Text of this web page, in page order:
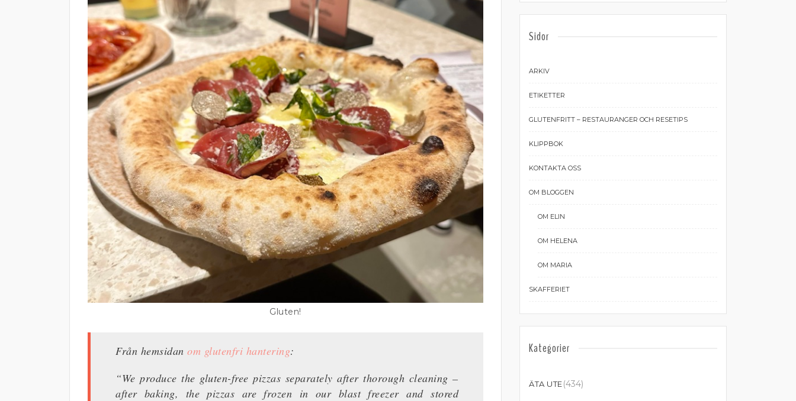
Gluten!
Från hemsidan om glutenfri hantering:
“We produce the gluten-free pizzas separately after thorough cleaning –
after baking, the pizzas are frozen in our blast freezer and stored
Sidor
ARKIV
ETIKETTER
GLUTENFRITT – RESTAURANGER OCH RESETIPS
KLIPPBOK
KONTAKTA OSS
OM BLOGGEN
OM ELIN
OM HELENA
OM MARIA
SKAFFERIET
Kategorier
ÄTA UTE(434)